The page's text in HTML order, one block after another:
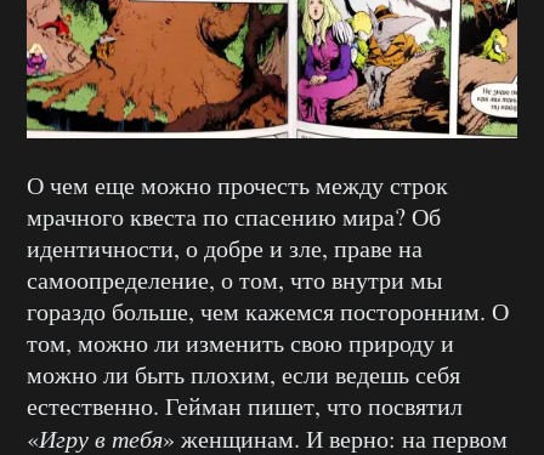
О чем еще можно прочесть между строк
мрачного квеста по спасению мира? Об
идентичности, о добре и зле, праве на
самоопределение, о том, что внутри мы
гораздо больше, чем кажемся посторонним. О
том, можно ли изменить свою природу и
можно ли быть плохим, если ведешь себя
естественно. Гейман пишет, что посвятил
«Игру в тебя» женщинам. И верно: на первом